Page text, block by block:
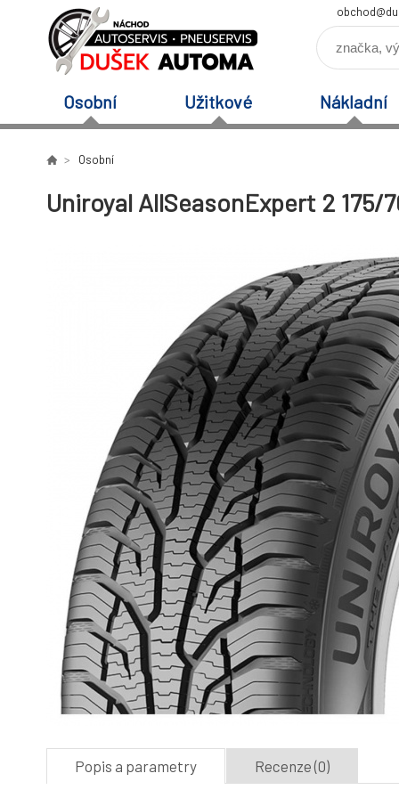
Osobní Užitkové Nákladní
Osobní
Uniroyal AllSeasonExpert 2 175/
Popis a parametry Recenze (0)